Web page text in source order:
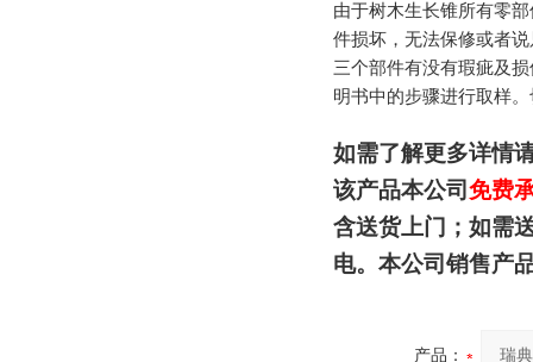
由于树木生长锥所有零
件损坏，无法保修或者
三个部件有没有瑕疵及
明书中的步骤进行取样
如需了解更多详情
该产品本公司免费
含送货上门；如需
电。本公司销售产
产品：